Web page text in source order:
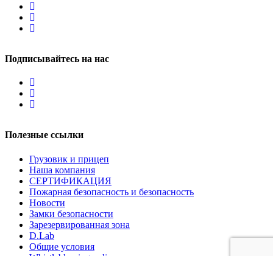
Подписывайтесь на нас
Полезные ссылки
Грузовик и прицеп
Наша компания
СЕРТИФИКАЦИЯ
Пожарная безопасность и безопасность
Новости
Замки безопасности
Зарезервированная зона
D.Lab
Общие условия